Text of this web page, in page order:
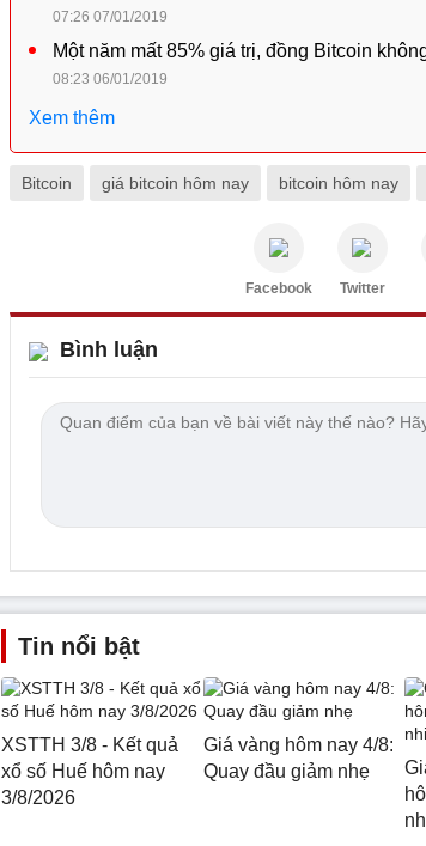
07:26 07/01/2019
Một năm mất 85% giá trị, đồng Bitcoin
08:23 06/01/2019
Xem thêm
Bitcoin giá bitcoin hôm nay bitcoin hôm nay
Facebook Twitter
Bình luận
Tin nổi bật
XSTTH 3/8 - Kết quả
xổ số Huế hôm nay
3/8/2026
Giá vàng hôm nay 4/8:
Quay đầu giảm nhẹ